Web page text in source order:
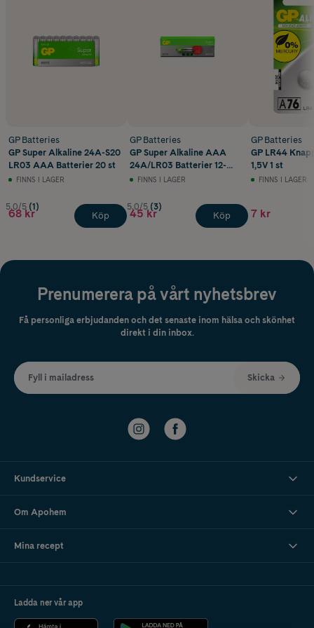
GP Batteries
GP Super Alkaline 24A-S20
LR03 AAA Batterier 20 st
FINNS I LAGER
5.0/5 (1)
68 kr Köp
GP Batteries
GP Super Alkaline AAA
24A/LR03 Batterier 12-
pack
FINNS I LAGER
5.0/5 (3)
45 kr Köp
GP Batteries
GP LR44
1,5V 1 st
FINNS I LAGER
7 kr
Prenumerera på vårt nyhetsbrev
Få personliga erbjudanden och det senaste inom hälsa och skönhet
direkt i din inbox.
Fyll i mailadress Skicka
Kundservice
Om Apohem
Mina recept
Ladda ner vår app